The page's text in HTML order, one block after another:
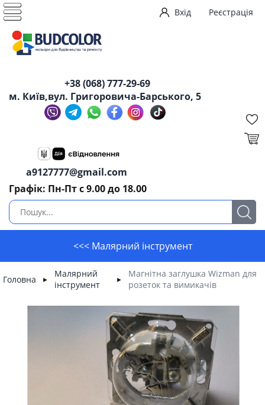
Вхід Реєстрація
+38 (068) 777-29-69
м. Київ,вул. Григоровича-Барського, 5
a9127777@gmail.com
Графік: Пн-Пт с 9.00 до 18.00
<<< Малярний інструмент
Головна ►
Малярний
інструмент
►
Магнітна заглушка Wizman для
розеток та вимикачів